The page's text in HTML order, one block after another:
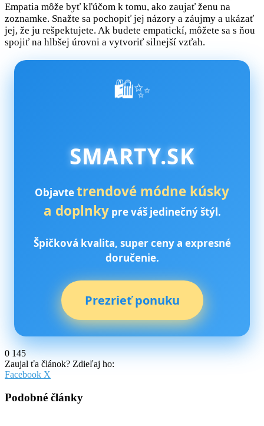
Empatia môže byť kľúčom k tomu, ako zaujať ženu na
zoznamke. Snažte sa pochopiť jej názory a záujmy a ukázať
jej, že ju rešpektujete. Ak budete empatickí, môžete sa s ňou
spojiť na hlbšej úrovni a vytvoriť silnejší vzťah.
🛍️✨
SMARTY.SK
Objavtetrendové módne kúsky
a doplnkypre váš jedinečný štýl.
Špičková kvalita, super ceny a expresné
doručenie.
Prezrieť ponuku
0 145
Zaujal ťa článok? Zdieľaj ho:
Facebook X
Email
Podobné články